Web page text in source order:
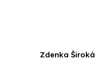
Zdenka Široká